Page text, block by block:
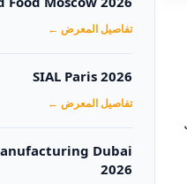
تفاصيل المعرض ←
SIAL Paris 2026
تفاصيل المعرض ←
Dubai
2026‏